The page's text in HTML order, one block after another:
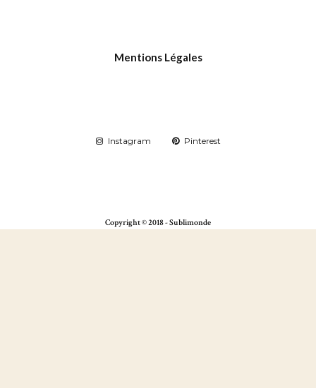
Mentions Légales
Instagram Pinterest
Copyright © 2018 - Sublimonde